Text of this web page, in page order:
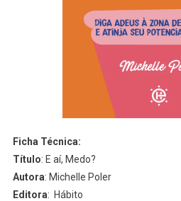
Ficha Técnica:
Título: E aí, Medo?
Autora: Michelle Poler
Editora: Hábito